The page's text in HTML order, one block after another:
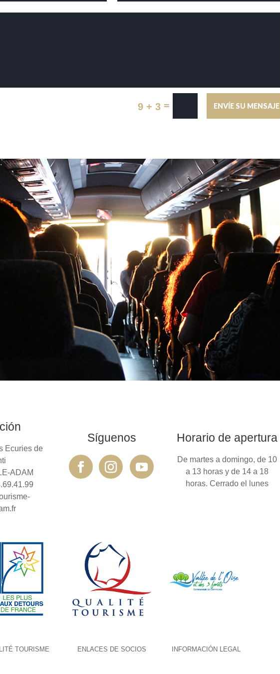
9 + 3 = ENVÍE SU MENSAJE
Ecuries de
ADAM
Síguenos Horario de apertura
De martes a domingo, de 10
a 13 horas y de 14 a 18
horas. Cerrado el lunes
TOURISME ENLACES DE SOCIOS INFORMACIÓN LEGAL